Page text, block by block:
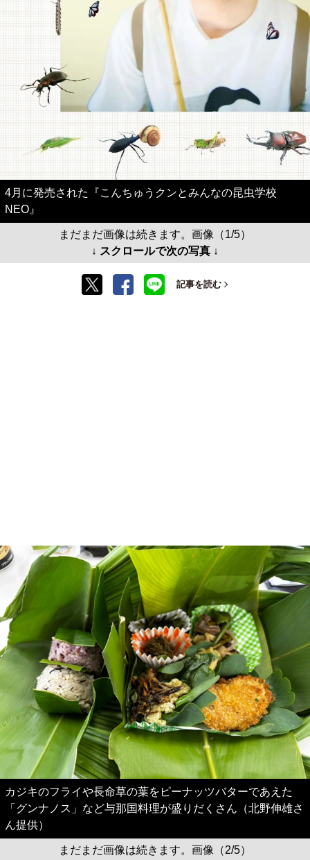
4月に発売された『こんちゅうクンとみんなの昆虫学校
NEO』
まだまだ画像は続きます。画像（1/5）
↓ スクロールで次の写真 ↓
記事を読む
カジキのフライや長命草の葉をピーナッツバターであえた
「グンナノス」など与那国料理が盛りだくさん（北野伸雄さ
ん提供）
まだまだ画像は続きます。画像（2/5）